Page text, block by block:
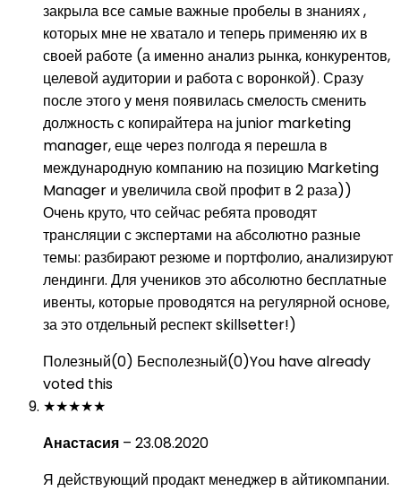
закрыла все самые важные пробелы в знаниях ,
которых мне не хватало и теперь применяю их в
своей работе (а именно анализ рынка, конкурентов,
целевой аудитории и работа с воронкой). Сразу
после этого у меня появилась смелость сменить
должность с копирайтера на junior marketing
manager, еще через полгода я перешла в
международную компанию на позицию Marketing
Manager и увеличила свой профит в 2 раза))
Очень круто, что сейчас ребята проводят
трансляции с экспертами на абсолютно разные
темы: разбирают резюме и портфолио, анализируют
лендинги. Для учеников это абсолютно бесплатные
ивенты, которые проводятся на регулярной основе,
за это отдельный респект skillsetter!)
Полезный(0) Бесполезный(0)You have already
voted this
★★★★★
Анастасия – 23.08.2020
Я действующий продакт менеджер в айтикомпании.